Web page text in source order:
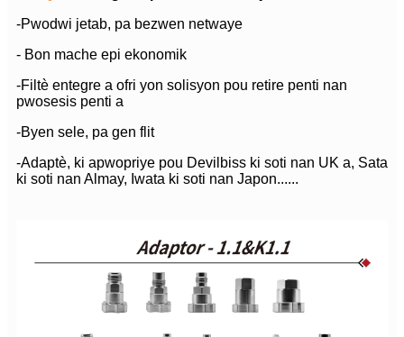
-Pwodwi jetab, pa bezwen netwaye
- Bon mache epi ekonomik
-Filtè entegre a ofri yon solisyon pou retire penti nan
pwosesis penti a
-Byen sele, pa gen flit
-Adaptè, ki apwopriye pou Devilbiss ki soti nan UK a, Sata
ki soti nan Almay, Iwata ki soti nan Japon......